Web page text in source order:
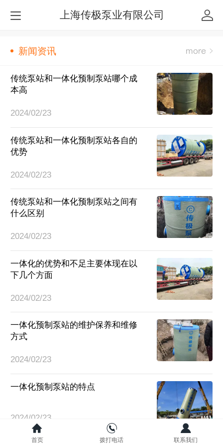
上海传极泵业有限公司
新闻资讯
传统泵站和一体化预制泵站哪个成
本高
2024/02/23
传统泵站和一体化预制泵站各自的
优势
2024/02/23
传统泵站和一体化预制泵站之间有
什么区别
2024/02/23
一体化的优势和不足主要体现在以
下几个方面
2024/02/23
一体化预制泵站的维护保养和维修
方式
2024/02/23
一体化预制泵站的特点
2024/02/23
首页 拨打电话 联系我们